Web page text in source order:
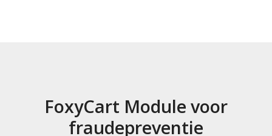
FoxyCart Module voor
fraudepreventie